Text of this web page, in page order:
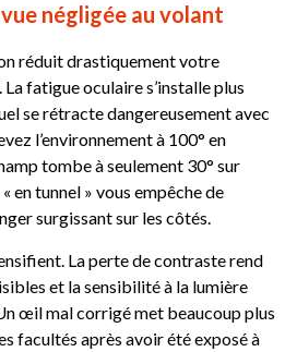
vue négligée au volant
réduit drastiquement votre
fatigue oculaire s’installe plus
se rétracte dangereusement avec
l’environnement à 100° en
tombe à seulement 30° sur
en tunnel » vous empêche de
surgissant sur les côtés.
La perte de contraste rend
et la sensibilité à la lumière
œil mal corrigé met beaucoup plus
facultés après avoir été exposé à